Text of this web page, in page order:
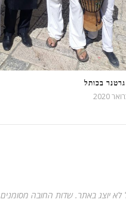
בכותל
לא יוצג באתר. שדות החובה מסומנים